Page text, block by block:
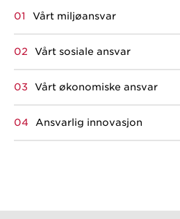
Vårt miljøansvar
Vårt sosiale ansvar
Vårt økonomiske ansvar
Ansvarlig innovasjon